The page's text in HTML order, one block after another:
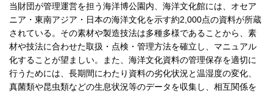
当財団が管理運営を担う海洋博公園内、海洋文化館には、オセア
ニア・東南アジア・日本の海洋文化を示す約2,000点の資料が所蔵
されている。その素材や製造技法は多種多様であることから、素
材や技法に合わせた取扱・点検・管理方法を確立し、マニュアル
化することが望ましい。また、海洋文化資料の管理保存を適切に
行うためには、長期間にわたり資料の劣化状況と温湿度の変化、
真菌類や昆虫類などの生息状況等のデータを収集し、相互関係を